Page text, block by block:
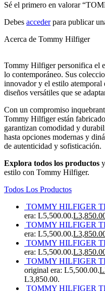
Sé el primero en valorar
Debes accederpara publicar
Acerca de Tommy Hilfiger
Tommy Hilfiger personifica el
lo contemporáneo. Sus
innovador y el estilo atemporal
diseños versátiles que se
Con un compromiso
Tommy Hilfiger están
garantizan comodidad y
hasta opciones modernas y
de autenticidad y sofisticación.
Explora todos los productos
estilo con Tommy Hilfiger.
Todos Los Productos
TOMMY HILFIGER
era: L5,500.00.L
TOMMY HILFIGER
era: L5,500.00.L
TOMMY HILFIGER
era: L5,500.00.L
TOMMY HILFIGER
original era: L5,500.00.L
L3,850.00.
TOMMY HILFIGER